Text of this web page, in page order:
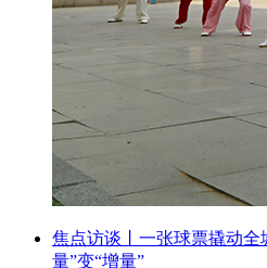
焦点访谈丨一张球票撬动全
量”变“增量”